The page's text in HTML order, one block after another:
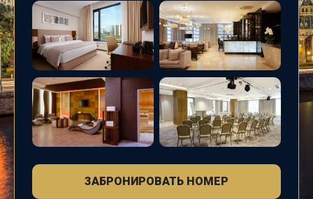
ЗАБРОНИРОВАТЬ НОМЕР